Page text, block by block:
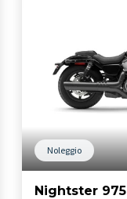
Noleggio
Nightster 975